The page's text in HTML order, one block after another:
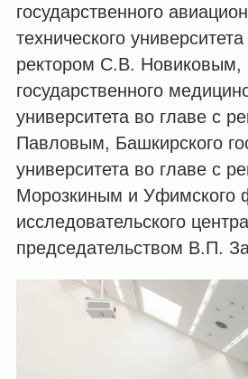
государственного
технического
ректором С.В. Новиковым,
государственного
университета во главе с
Павловым, Башкирского
университета во главе с
Морозкиным и Уфимского
исследовательского
председательством В.П.